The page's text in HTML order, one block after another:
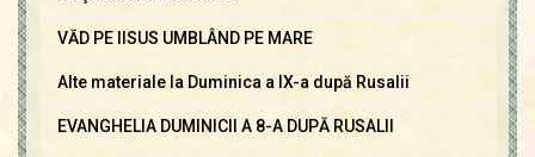
VĂD PE IISUS UMBLÂND PE MARE
Alte materiale la Duminica a IX-a după Rusalii
EVANGHELIA DUMINICII A 8-A DUPĂ RUSALII